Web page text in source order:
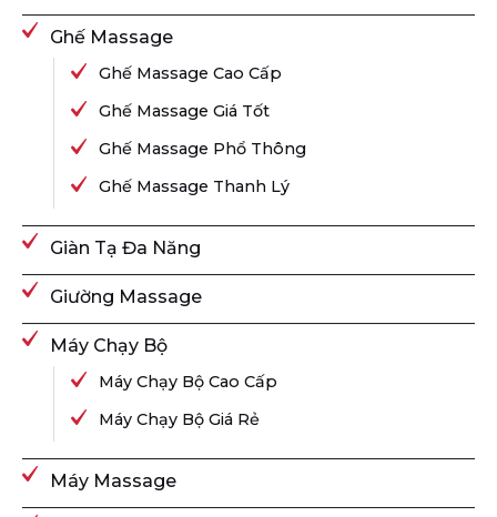
Ghế Massage
Ghế Massage Cao Cấp
Ghế Massage Giá Tốt
Ghế Massage Phổ Thông
Ghế Massage Thanh Lý
Giàn Tạ Đa Năng
Giường Massage
Máy Chạy Bộ
Máy Chạy Bộ Cao Cấp
Máy Chạy Bộ Giá Rẻ
Máy Massage